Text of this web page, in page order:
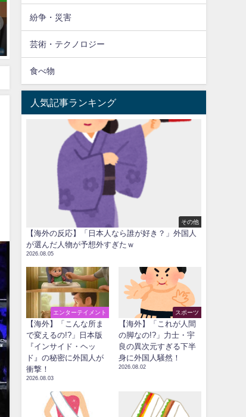
子に海外称賛！
われるよ」
紛争・災害
芸術・テクノロジー
食べ物
人気記事ランキング
その他
【海外の反応】「日本人なら誰が好き？」外国人
が選んだ人物が予想外すぎたｗ
2026.08.05
エンターテイメント
【海外】「こんな所ま
で変えるの!?」日本版
『インサイド・ヘッ
ド』の秘密に外国人が
衝撃！
2026.08.03
スポーツ
【海外】「これが人間
の脚なの!?」力士・宇
良の異次元すぎる下半
身に外国人騒然！
2026.08.02